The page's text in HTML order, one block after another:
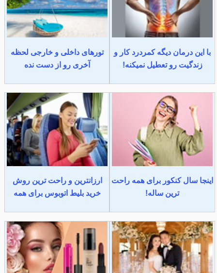
با این درمان دیگه کمردرد کار و
زندگیت رو تعطیل نمیکنه!
تورهای داخلی و خارجی لحظه
آخری رو از دست نده
اینجا سال کنکور برای همه راحت
ترین ساله!
ارزانترین و راحت ترین روش
خرید بلیط اتوبوس برای همه